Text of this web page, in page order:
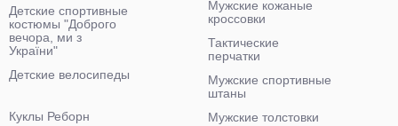
Детские спортивные
костюмы "Доброго
вечора, ми з
України"
Детские велосипеды
Мужские кожаные
кроссовки
Тактические
перчатки
Мужские спортивные
штаны
Мужские толстовки
Куклы Реборн